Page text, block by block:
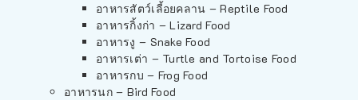
อาหารสัตว์เลี้อยคลาน – Reptile Food
อาหารกิ้งก่า – Lizard Food
อาหารงู – Snake Food
อาหารเต่า – Turtle and Tortoise Food
อาหารกบ – Frog Food
อาหารนก – Bird Food